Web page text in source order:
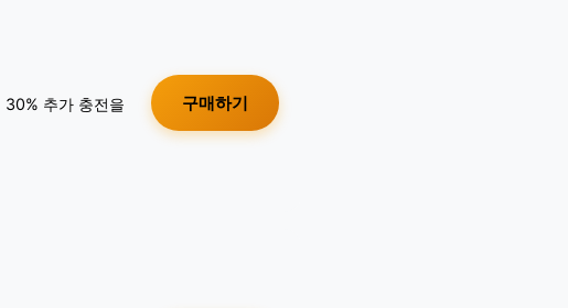
30% 추가 충전을
구매하기